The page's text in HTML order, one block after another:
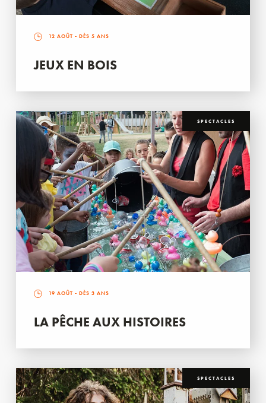
12 AOÛT - DÈS 5 ANS
JEUX EN BOIS
SPECTACLES
19 AOÛT - DÈS 3 ANS
LA PÊCHE AUX HISTOIRES
SPECTACLES